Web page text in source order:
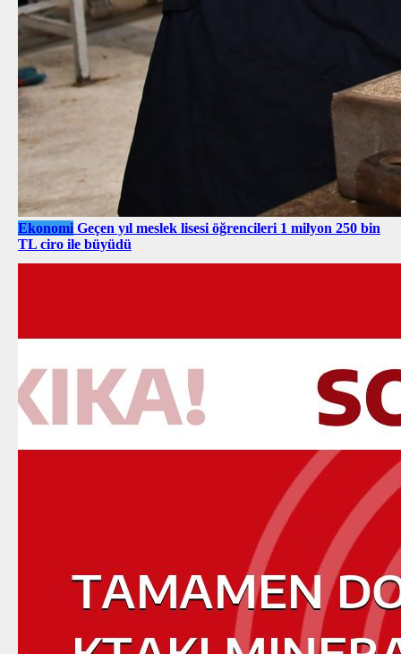
Ekonomi Geçen yıl meslek lisesi öğrencileri 1 milyon 250 bin
TL ciro ile büyüdü